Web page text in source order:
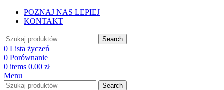
POZNAJ NAS LEPIEJ
KONTAKT
Search
0 Lista życzeń
0 Porównanie
0 items 0.00 zł
Menu
Search